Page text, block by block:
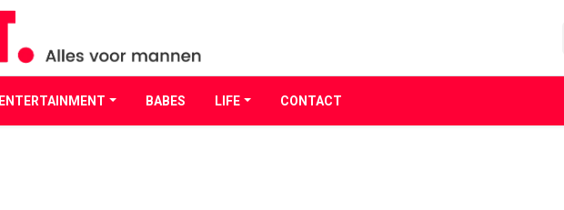
ENTERTAINMENT BABES LIFE CONTACT